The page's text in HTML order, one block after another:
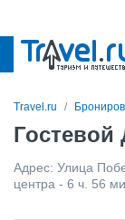
Travel.ru
Гостевой
Адрес: Улица
центра - 6 ч. 56